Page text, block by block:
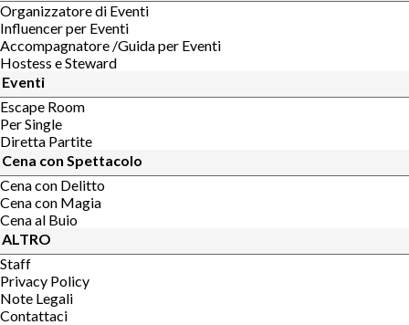
Organizzatore di Eventi
Influencer per Eventi
Accompagnatore /Guida per Eventi
Hostess e Steward
Eventi
Escape Room
Per Single
Diretta Partite
Cena con Spettacolo
Cena con Delitto
Cena con Magia
Cena al Buio
ALTRO
Staff
Privacy Policy
Note Legali
Contattaci